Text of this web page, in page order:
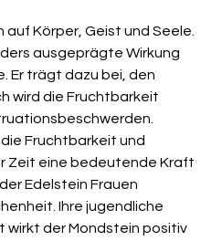
Körper, Geist und Seele.
ausgeprägte Wirkung
Er trägt dazu bei, den
wird die Fruchtbarkeit
Fruchtbarkeit und
Zeit eine bedeutende Kraft
Edelstein Frauen
Ihre jugendliche
wirkt der Mondstein positiv